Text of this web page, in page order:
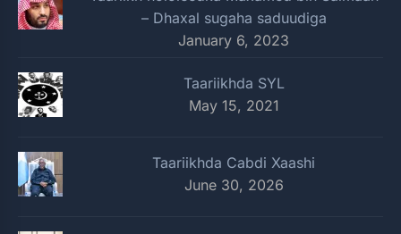
– Dhaxal sugaha saduudiga
January 6, 2023
Taariikhda SYL
May 15, 2021
Taariikhda Cabdi Xaashi
June 30, 2026